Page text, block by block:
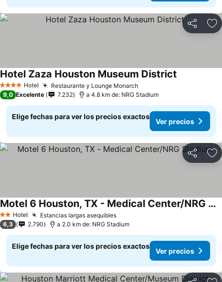
Compartir
4 EstrellasHotel Restaurante y Lounge MonarchVer precios
Hotel Zaza Houston Museum District
9,0 Excelente 7.232 a 4.8 km de: NRG Stadium
Elige fechas para ver los precios exactos
Ver precios
Compartir
2 Estrellas
Hotel Estancias largas asequiblesVer precios
Motel 6 Houston, TX - Medical Center/NRG Stadium
Ver precios
6,3 2.790 a 2.0 km de: NRG Stadium
Elige fechas para ver los precios exactos
Ver precios